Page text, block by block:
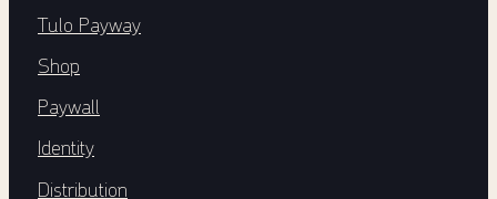
Tulo Payway
Shop
Paywall
Identity
Distribution